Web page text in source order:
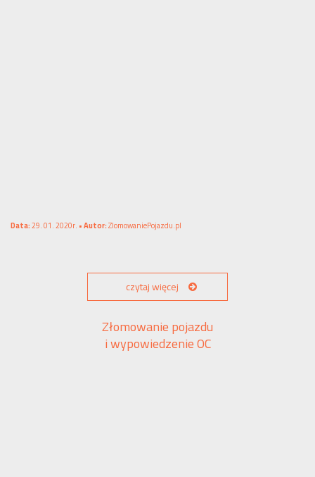
Data:29. 01. 2020r. •Autor:ZlomowaniePojazdu.pl
czytaj więcej
Złomowanie pojazdu
i wypowiedzenie OC